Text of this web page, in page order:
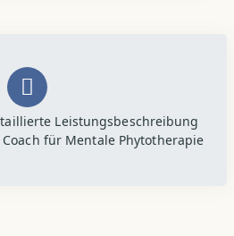
Leistungsbeschreibung
für Mentale Phytotherapie